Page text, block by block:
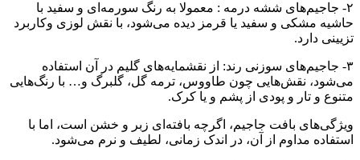
۲- جاجیم‌های ششه درمه : معمولا به رنگ سورمه‌ای و سفید با
حاشیه مشکی و سفید یا قرمز دیده می‌شود، با نقش لوزی وکاربرد
تزیینی دارد.
۳- جاجیم‌های سوزنی رند: از نقشمایه‌های گلیم در آن استفاده
می‌شود، نقش‌هایی چون طاووس، ترمه گل، گلبرگ و… با رنگ‌هایی
متنوع و تار و پودی از پشم و یا کرک.
ویژگی‌های بافت جاجیم، اگرچه بافته‌ای زبر و خشن است، اما با
استفاده مداوم از آن، در اندک زمانی، لطیف و نرم می‌شود.